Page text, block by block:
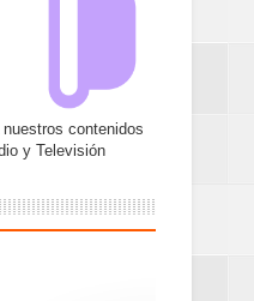
contenidos
y Televisión